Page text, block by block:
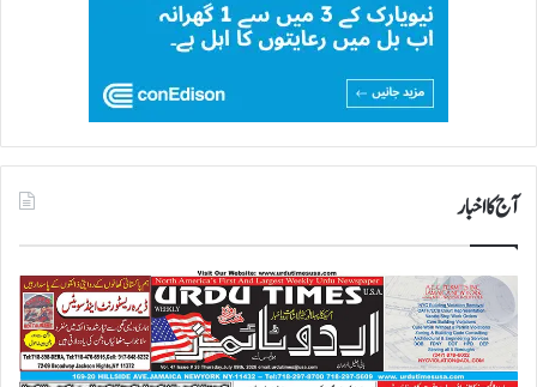
آج کا اخبار